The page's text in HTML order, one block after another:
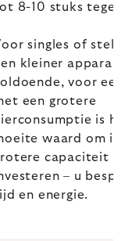
8-10 stuks
singles of
kleiner apparaat
voor een
een grotere
is
waard om in
capaciteit te
– u
en energie.